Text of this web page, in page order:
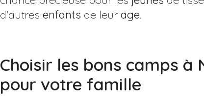
d'autres enfants de leur age.
Choisir les bons camps à
pour votre famille